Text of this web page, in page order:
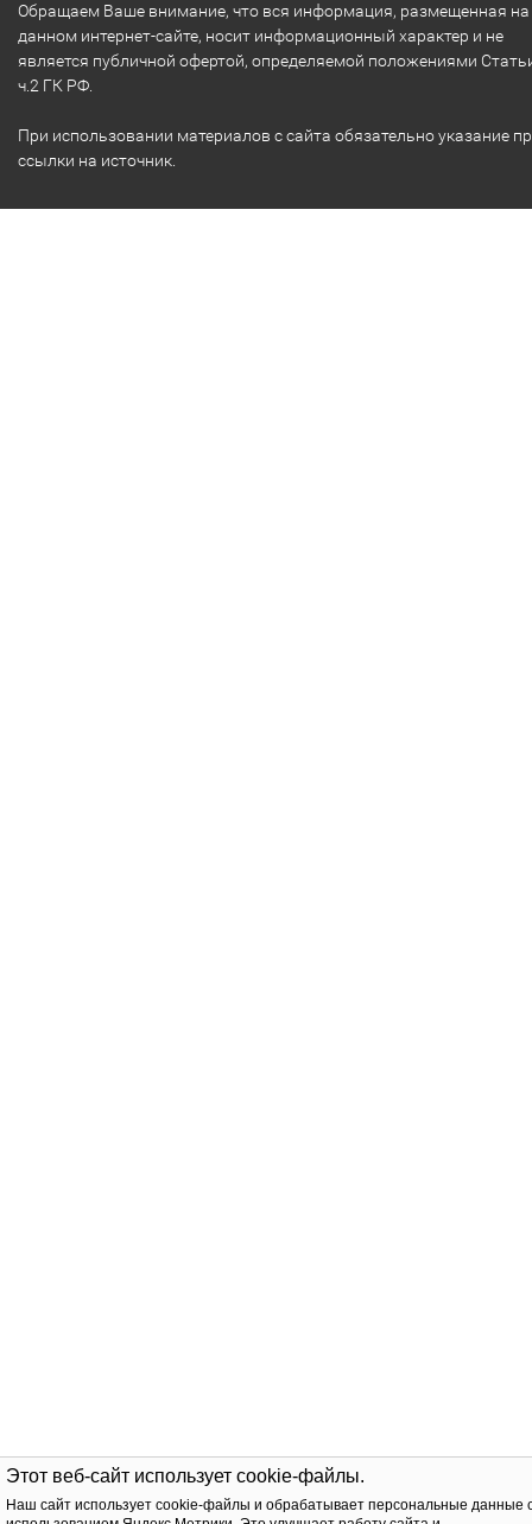
Этот веб-сайт использует cookie-файлы.
Наш сайт использует cookie-файлы и обрабатывает персональные данные
Обращаем Ваше внимание, что вся информация, размещенная на
данном интернет-сайте, носит информационный характер и не
является публичной офертой, определяемой положениями
ч.2 ГК РФ.
При использовании материалов с сайта обязательно указание
ссылки на источник.